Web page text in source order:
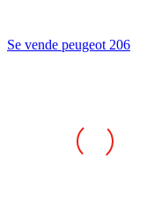
Se vende peugeot 206